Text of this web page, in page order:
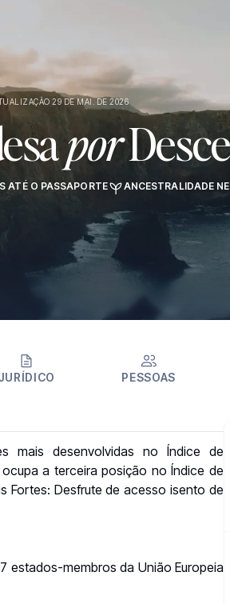
29 DE MAI. DE 2026
por
ATÉ O PASSAPORTE ANCESTRALIDADE
PESSOAS
mais desenvolvidas no Índice de
a terceira posição no Índice de
Fortes: Desfrute de acesso isento de
estados-membros da União Europeia